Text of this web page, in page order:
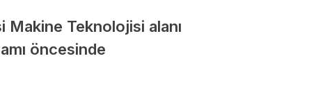
Makine Teknolojisi alanı
öncesinde